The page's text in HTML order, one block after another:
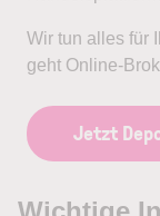
Wir tun alles für
geht Online-
Jetzt